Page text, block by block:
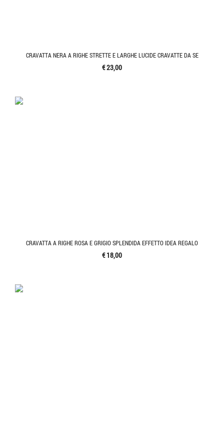
CRAVATTA NERA A RIGHE STRETTE E LARGHE LUCIDE CRAVATTE DA SE
€ 23,00
CRAVATTA A RIGHE ROSA E GRIGIO SPLENDIDA EFFETTO IDEA REGALO
€ 18,00